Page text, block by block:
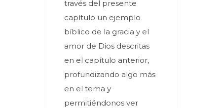
través del presente
capítulo un ejemplo
bíblico de la gracia y el
amor de Dios descritas
en el capítulo anterior,
profundizando algo más
en el tema y
permitiéndonos ver